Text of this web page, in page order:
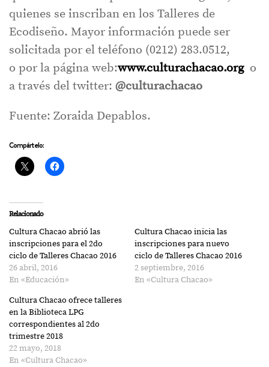
quienes se inscriban en los Talleres de
Ecodiseño. Mayor información puede ser
solicitada por el teléfono (0212) 283.0512,
o por la página web:www.culturachacao.orgo
a través del twitter: @culturachacao
Fuente: Zoraida Depablos.
Compártelo:
Relacionado
Cultura Chacao abrió las
inscripciones para el 2do
ciclo de Talleres Chacao 2016
26 abril, 2016
En «Educación»
Cultura Chacao inicia las
inscripciones para nuevo
ciclo de Talleres Chacao 2016
2 septiembre, 2016
En «Cultura Chacao»
Cultura Chacao ofrece talleres
en la Biblioteca LPG
correspondientes al 2do
trimestre 2018
22 mayo, 2018
En «Cultura Chacao»